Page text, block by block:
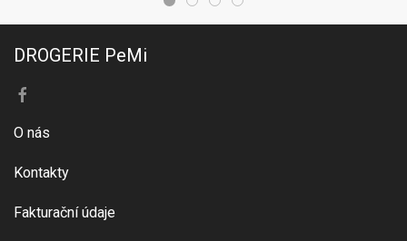
DROGERIE PeMi
O nás
Kontakty
Fakturační údaje